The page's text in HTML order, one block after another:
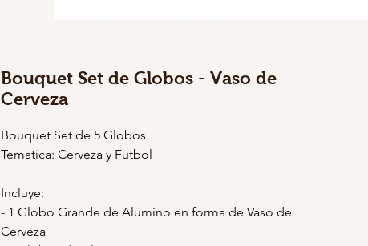
Bouquet Set de Globos - Vaso de
Cerveza
Bouquet Set de 5 Globos
Tematica: Cerveza y Futbol
Incluye:
- 1 Globo Grande de Alumino en forma de Vaso de
Cerveza